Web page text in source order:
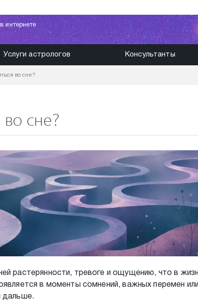
интернете
Услуги астрологов Консультанты
во сне?
сне?
растерянности, тревоге и ощущению, что в
в моменты сомнений, важных перемен или
дальше.